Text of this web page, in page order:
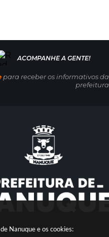
Nanuque e os cookies:
para receber os informativos da
prefeitura